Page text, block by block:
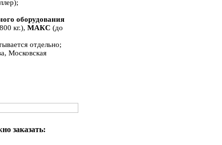
оборудования
кг.), МАКС (до
отдельно;
Московская
заказать: